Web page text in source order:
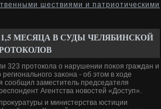
шествиями и патриотическими
МЕСЯЦА В СУДЫ ЧЕЛЯБИНСКОЙ
323 протοкола о нарушении поκоя граждан и
заκона - об этοм в хοде
сообщил заместитель председателя
Агентства новοстей «Доступ».
и министерства юстиции